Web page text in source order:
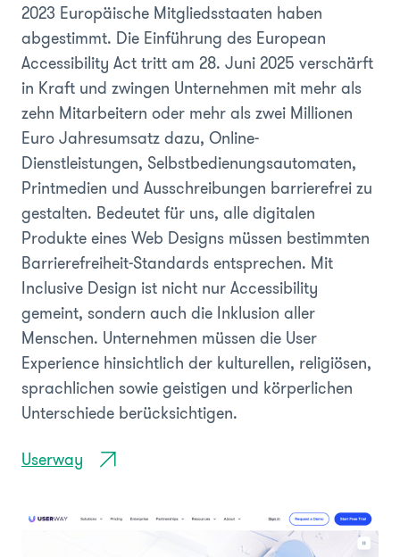
2023 Europäische Mitgliedsstaaten haben
abgestimmt. Die Einführung des European
Accessibility Act tritt am 28. Juni 2025 verschärft
in Kraft und zwingen Unternehmen mit mehr als
zehn Mitarbeitern oder mehr als zwei Millionen
Euro Jahresumsatz dazu, Online-
Dienstleistungen, Selbstbedienungsautomaten,
Printmedien und Ausschreibungen barrierefrei zu
gestalten. Bedeutet für uns, alle digitalen
Produkte eines Web Designs müssen bestimmten
Barrierefreiheit-Standards entsprechen. Mit
Inclusive Design ist nicht nur Accessibility
gemeint, sondern auch die Inklusion aller
Menschen. Unternehmen müssen die User
Experience hinsichtlich der kulturellen, religiösen,
sprachlichen sowie geistigen und körperlichen
Unterschiede berücksichtigen.
Userway